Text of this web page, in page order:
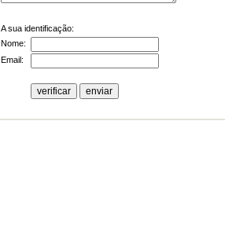
A sua identificação:
Nome:
Email: